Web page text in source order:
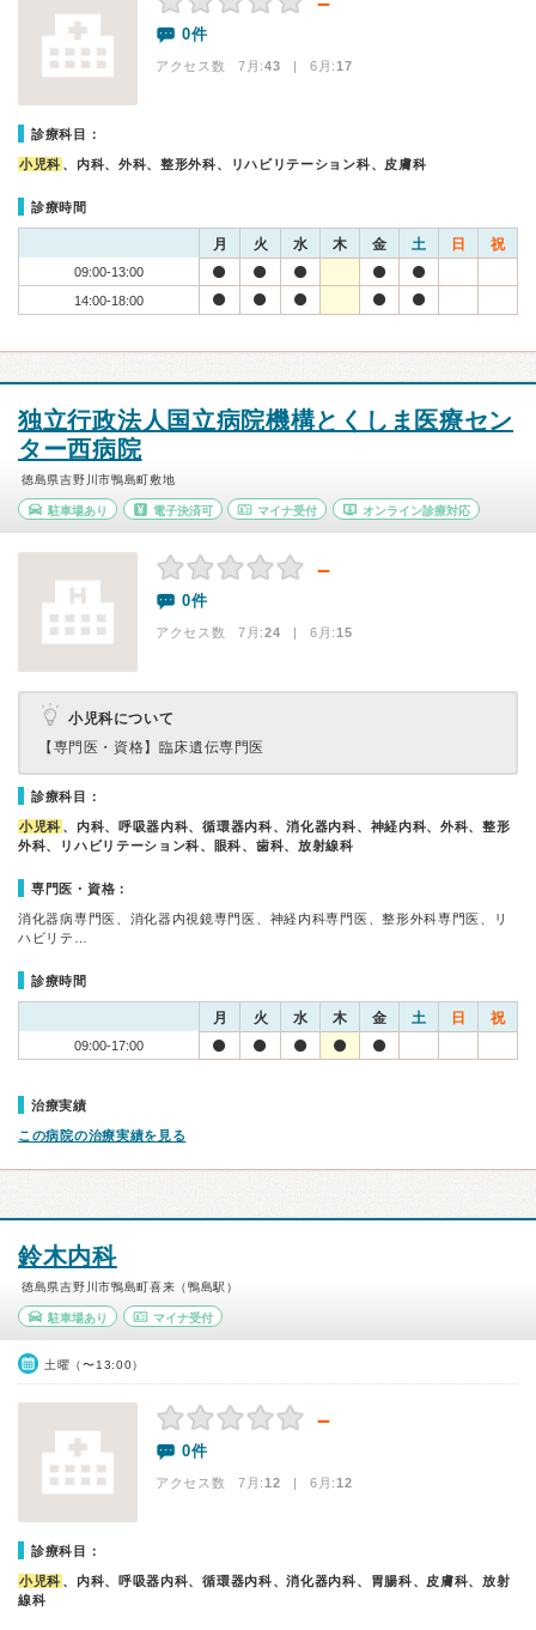
0件
アクセス数 7月:43 | 6月:17
診療科目：
小児科 、内科、外科、整形外科、リハビリテーション科、皮膚科
診療時間
月 火 水 木 金 土 日 祝
09:00-13:00
14:00-18:00
独立行政法人国立病院機構とくしま医療セン
ター西病院
徳島県吉野川市鴨島町敷地
駐車場あり 電子決済可 マイナ受付 オンライン診療対応
－
0件
アクセス数 7月:24 | 6月:15
小児科について
【専門医・資格】 臨床遺伝専門医
診療科目：
小児科 、内科、呼吸器内科、循環器内科、消化器内科、神経内科、外科、整形
外科、リハビリテーション科、眼科、歯科、放射線科
専門医・資格：
消化器病専門医、消化器内視鏡専門医、神経内科専門医、整形外科専門医、リ
ハビリテ…
診療時間
月 火 水 木 金 土 日 祝
09:00-17:00
治療実績
この病院の治療実績を見る
鈴木内科
徳島県吉野川市鴨島町喜来（鴨島駅）
駐車場あり マイナ受付
土曜（〜13:00）
－
0件
アクセス数 7月:12 | 6月:12
診療科目：
小児科 、内科、呼吸器内科、循環器内科、消化器内科、胃腸科、皮膚科、放射
線科